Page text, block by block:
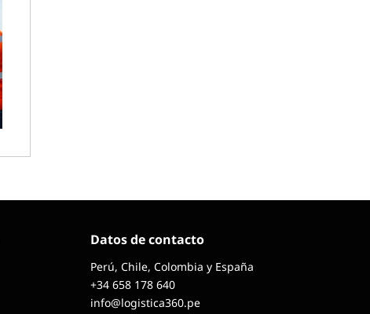
Datos de contacto
Perú, Chile, Colombia y España
+34 658 178 640
info@logistica360.pe